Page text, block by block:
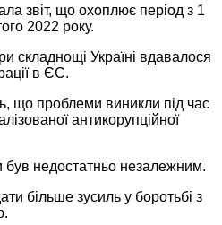
звіт, що охоплює період з 1
2022 року.
складнощі Україні вдавалося
в ЄС.
що проблеми виникли під час
антикорупційної
був недостатньо незалежним.
більше зусиль у боротьбі з